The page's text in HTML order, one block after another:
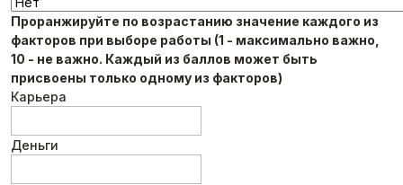
Проранжируйте по возрастанию значение каждого из
факторов при выборе работы (1 - максимально важно,
10 - не важно. Каждый из баллов может быть
присвоены только одному из факторов)
Карьера
Деньги